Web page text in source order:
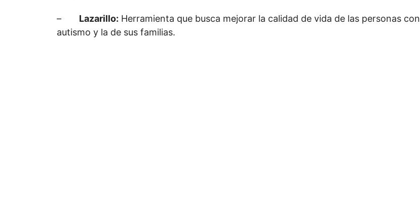
– Lazarillo: Herramienta que busca mejorar la calidad de vida de las personas con
autismo y la de sus familias.